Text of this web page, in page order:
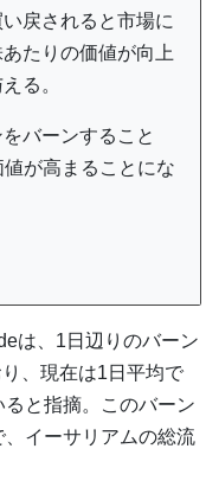
戻されると市場に
たりの価値が向上
る。
バーンすること
が高まることにな
は、1日辺りのバーン
、現在は1日平均で
と指摘。このバーン
イーサリアムの総流